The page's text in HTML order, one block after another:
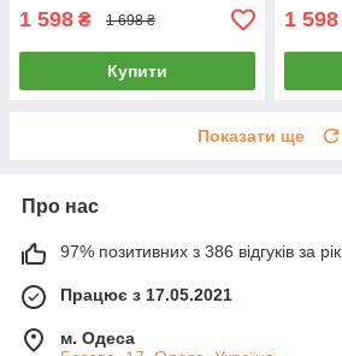
1 598 ₴ 1 698 ₴
Купити
1 598
Показати ще
Про нас
97% позитивних з 386 відгуків за рік
Працює з 17.05.2021
м. Одеса